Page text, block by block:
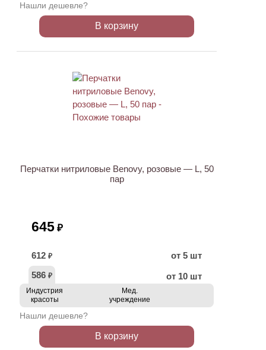
Нашли дешевле?
В корзину
Перчатки нитриловые Benovy, розовые — L, 50
пар
645 ₽
612 ₽
от 5 шт
586 ₽ от 10 шт
Индустрия
красоты
Мед.
учреждение
Нашли дешевле?
В корзину